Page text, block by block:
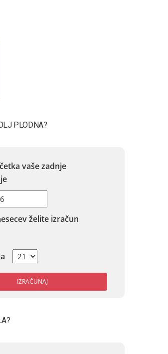
PLODNA?
vaše zadnje
želite izračun
IZRAČUNAJ